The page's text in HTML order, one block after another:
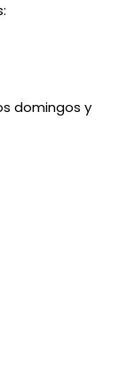
domingos y